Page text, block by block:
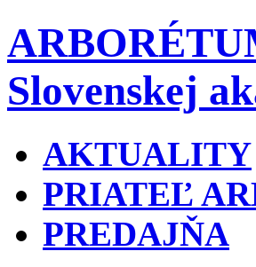
Slovenskej
AKTUALITY
PRIATEĽ
PREDAJŇA